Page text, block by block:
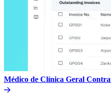
Médico de Clínica Geral